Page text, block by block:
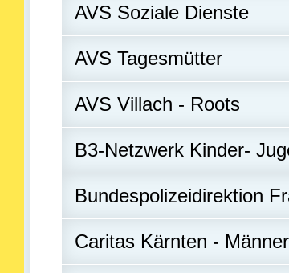
AVS Soziale Dienste
AVS Tagesmütter
AVS Villach - Roots
B3-Netzwerk Kinder-
Bundespolizeidirektion
Caritas Kärnten -